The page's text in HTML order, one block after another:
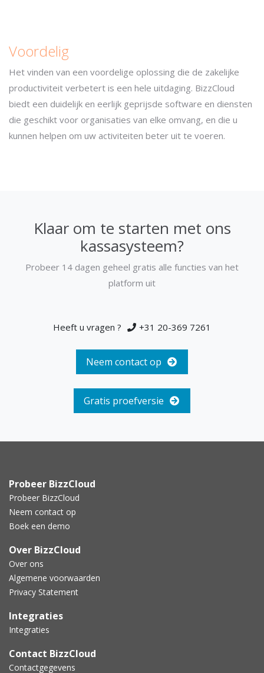
Voordelig
Het vinden van een voordelige oplossing die de zakelijke
productiviteit verbetert is een hele uitdaging. BizzCloud
biedt een duidelijk en eerlijk geprijsde software en diensten
die geschikt voor organisaties van elke omvang, en die u
kunnen helpen om uw activiteiten beter uit te voeren.
Klaar om te starten met ons
kassasysteem?
Probeer 14 dagen geheel gratis alle functies van het
platform uit
Heeft u vragen ? +31 20-369 7261
Neem contact op
Gratis proefversie
Probeer BizzCloud
Probeer BizzCloud
Neem contact op
Boek een demo
Over BizzCloud
Over ons
Algemene voorwaarden
Privacy Statement
Integraties
Integraties
Contact BizzCloud
Contactgegevens